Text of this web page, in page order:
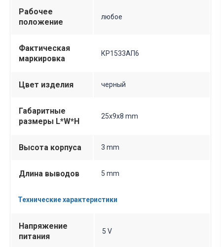
Рабочее
положение
любое
Фактическая
маркировка
КР1533АП6
Цвет изделия черный
Габаритные
размеры L*W*H
25х9х8 mm
Высота корпуса 3 mm
Длина выводов 5 mm
Технические характеристики
Напряжение
питания
5 V